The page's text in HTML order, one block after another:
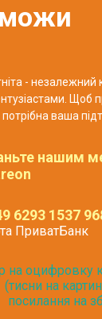
-
Щоб
потрібна ваша
нашим
6293 1537
ПриватБанк
на оцифровку
(тисни на
посилання на